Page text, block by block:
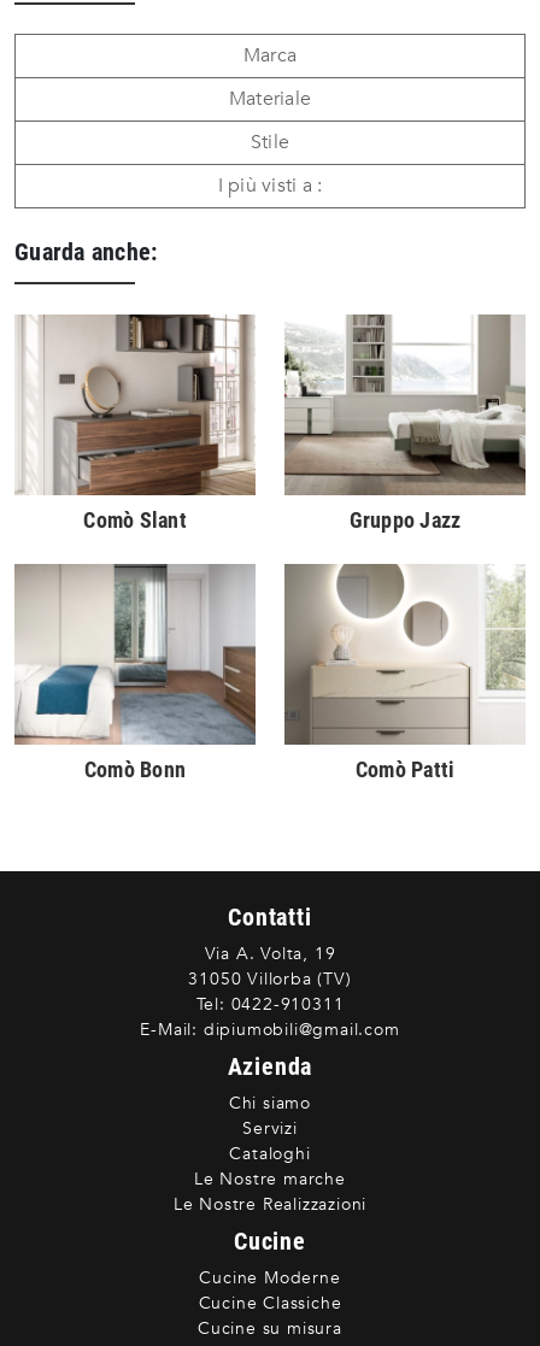
Marca
Materiale
Stile
I più visti a :
Guarda anche:
Comò Slant Gruppo Jazz
Comò Bonn Comò Patti
Contatti
Via A. Volta, 19
31050 Villorba (TV)
Tel: 0422-910311
E-Mail: dipiumobili@gmail.com
Azienda
Chi siamo
Servizi
Cataloghi
Le Nostre marche
Le Nostre Realizzazioni
Cucine
Cucine Moderne
Cucine Classiche
Cucine su misura